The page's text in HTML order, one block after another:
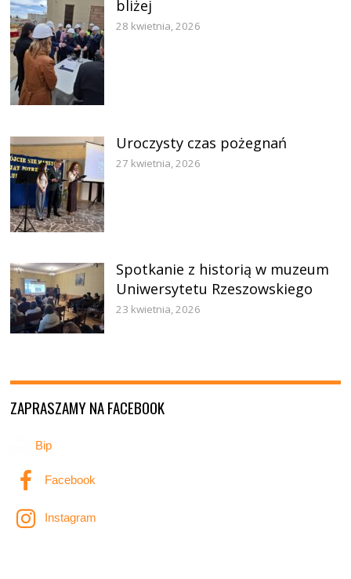
bliżej
28 kwietnia, 2026
Uroczysty czas pożegnań
27 kwietnia, 2026
Spotkanie z historią w muzeum
Uniwersytetu Rzeszowskiego
23 kwietnia, 2026
ZAPRASZAMY NA FACEBOOK
Bip
Facebook
Instagram